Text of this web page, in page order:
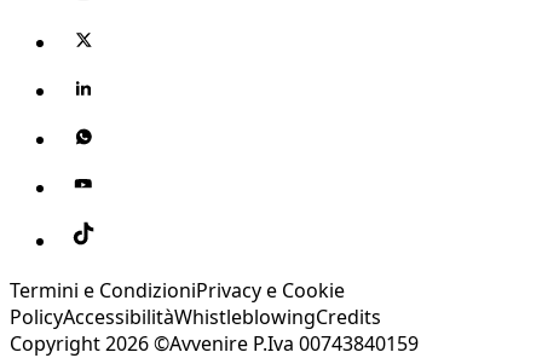
Termini e CondizioniPrivacy e Cookie
PolicyAccessibilitàWhistleblowingCredits
Copyright 2026 ©Avvenire P.Iva 00743840159